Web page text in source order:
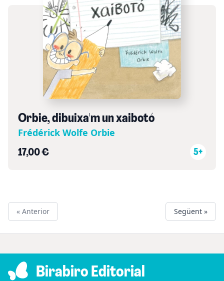
Orbie, dibuixa'm un xaibotó
Frédérick Wolfe Orbie
17,00 € 5+
« Anterior Següent »
Birabiro Editorial